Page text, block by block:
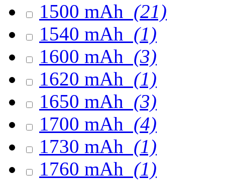
1500 mAh (21)
1540 mAh (1)
1600 mAh (3)
1620 mAh (1)
1650 mAh (3)
1700 mAh (4)
1730 mAh (1)
1760 mAh (1)